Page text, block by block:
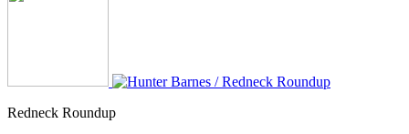
Redneck Roundup